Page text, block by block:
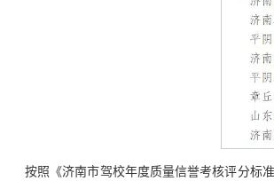
按照《济南市驾校年度质量信誉考核评分标